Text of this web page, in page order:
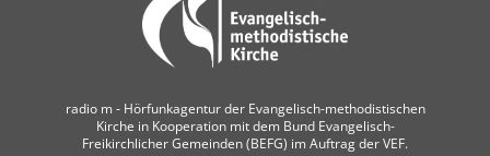
radio m ‐ Hörfunkagentur der Evangelisch-methodistischen
Kirche in Kooperation mit dem Bund Evangelisch-
Freikirchlicher Gemeinden (BEFG) im Auftrag der VEF.